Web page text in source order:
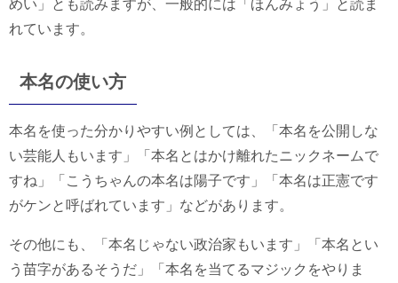
めい」とも読みますが、一般的には「ほんみょう」と読ま
れています。
本名の使い方
本名を使った分かりやすい例としては、「本名を公開しな
い芸能人もいます」「本名とはかけ離れたニックネームで
すね」「こうちゃんの本名は陽子です」「本名は正憲です
がケンと呼ばれています」などがあります。
その他にも、「本名じゃない政治家もいます」「本名とい
う苗字があるそうだ」「本名を当てるマジックをやりま